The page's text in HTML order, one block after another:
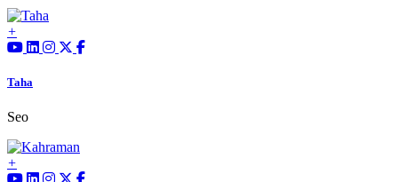
Taha
Seo